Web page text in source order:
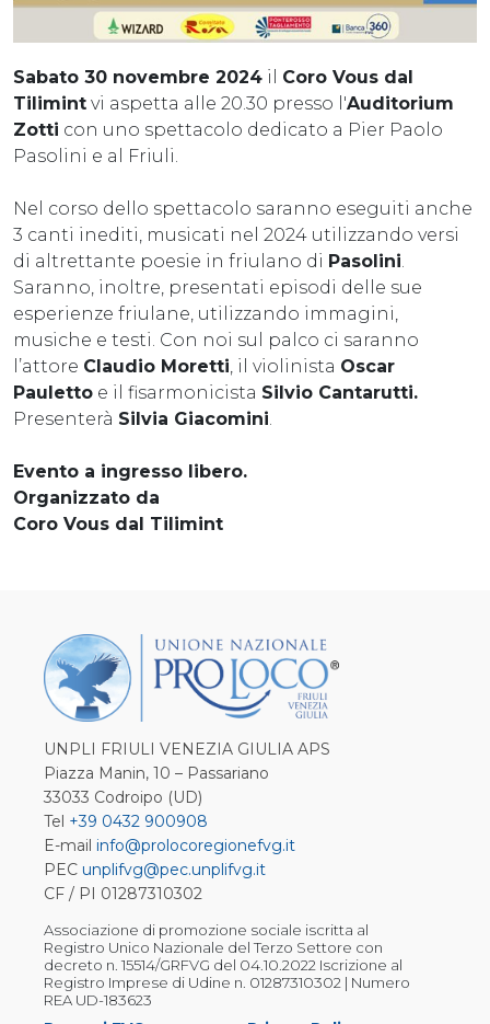
Sabato 30 novembre 2024 il Coro Vous dal
Tilimint vi aspetta alle 20.30 presso l'Auditorium
Zotti con uno spettacolo dedicato a Pier Paolo
Pasolini e al Friuli.
Nel corso dello spettacolo saranno eseguiti anche
3 canti inediti, musicati nel 2024 utilizzando versi
di altrettante poesie in friulano di Pasolini
Saranno, inoltre, presentati episodi delle sue
esperienze friulane, utilizzando immagini,
musiche e testi. Con noi sul palco ci saranno
l’attore Claudio Moretti , il violinista Oscar
Pauletto e il fisarmonicista Silvio Cantarutti.
Presenterà Silvia Giacomini
Evento a ingresso libero.
Organizzato da
Coro Vous dal Tilimint
UNPLI FRIULI VENEZIA GIULIA APS
Piazza Manin, 10 – Passariano
33033 Codroipo (UD)
Tel +39 0432 900908
E-mail info@prolocoregionefvg.it
PEC unplifvg@pec.unplifvg.it
CF / PI 01287310302
Associazione di promozione sociale iscritta al
Registro Unico Nazionale del Terzo Settore con
decreto n. 15514/GRFVG del 04.10.2022 Iscrizione al
Registro Imprese di Udine n. 01287310302 | Numero
REA UD-183623